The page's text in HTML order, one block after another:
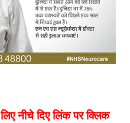
नीचे दिए लिंक पर क्लिक